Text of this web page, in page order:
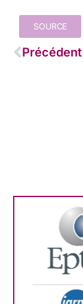
SOURCE
Précédent